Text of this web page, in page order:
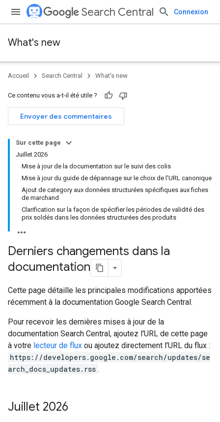
Search Central Connexion
What's new
Accueil Search Central What's new
Ce contenu vous a-t-il été utile ?
Envoyer des commentaires
Sur cette page
Juillet 2026
Mise à jour de la documentation sur le suivi des colis
Mise à jour du guide de dépannage sur le choix de l'URL canonique
Ajout de category aux données structurées spécifiques aux fiches
de marchand
Clarification sur la façon de spécifier les périodes de validité des
prix soldés dans les données structurées des produits
Derniers changements dans la
documentation
Cette page détaille les principales modifications apportées
récemment à la documentation Google Search Central.
Pour recevoir les dernières mises à jour de la
documentation Search Central, ajoutez l'URL de cette page
à votre lecteur de flux ou ajoutez directement l'URL du flux :
https://developers.google.com/search/updates/se
arch_docs_updates.rss .
Juillet 2026